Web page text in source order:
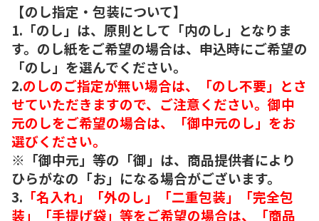
【のし指定・包装について】
1.「のし」は、原則として「内のし」となりま
す。のし紙をご希望の場合は、申込時にご希望の
「のし」を選んでください。
2.のしのご指定が無い場合は、「のし不要」とさ
せていただきますので、ご注意ください。御中
元のしをご希望の場合は、「御中元のし」をお
選びください。
※「御中元」等の「御」は、商品提供者により
ひらがなの「お」になる場合がございます。
3. 「名入れ」「外のし」「二重包装」「完全包
装」「手提げ袋」等をご希望の場合は、「商品